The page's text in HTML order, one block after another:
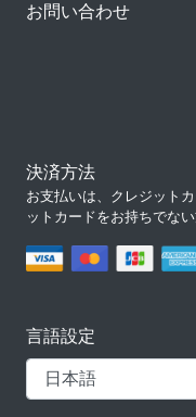
お問い合わせ
決済方法
お支払いは、クレジット
ットカードをお持ちでな
言語設定